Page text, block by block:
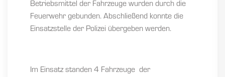
Betriebsmittel der Fahrzeuge wurden durch die
Feuerwehr gebunden. Abschließend konnte die
Einsatzstelle der Polizei übergeben werden.
Im Einsatz standen 4 Fahrzeuge der